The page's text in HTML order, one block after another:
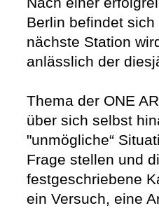
Berlin befindet
nächste Station
anlässlich der
Thema der ONE
über sich selbst
"unmögliche“
Frage stellen und
festgeschriebene
ein Versuch, eine